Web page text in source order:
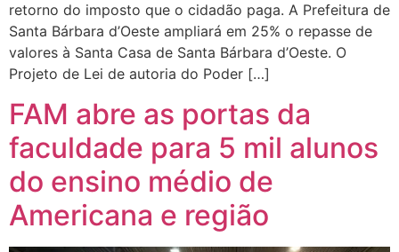
retorno do imposto que o cidadão paga. A Prefeitura de
Santa Bárbara d’Oeste ampliará em 25% o repasse de
valores à Santa Casa de Santa Bárbara d’Oeste. O
Projeto de Lei de autoria do Poder […]
FAM abre as portas da
faculdade para 5 mil alunos
do ensino médio de
Americana e região